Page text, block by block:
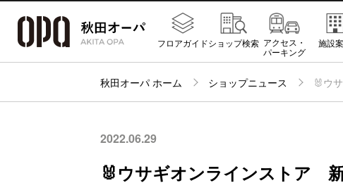
フロアガイドショップ検索 アクセス・
パーキング
施設
秋田オーパ ホーム ショップニュース 🐰ウ
2022.06.29
🐰ウサギオンラインストア